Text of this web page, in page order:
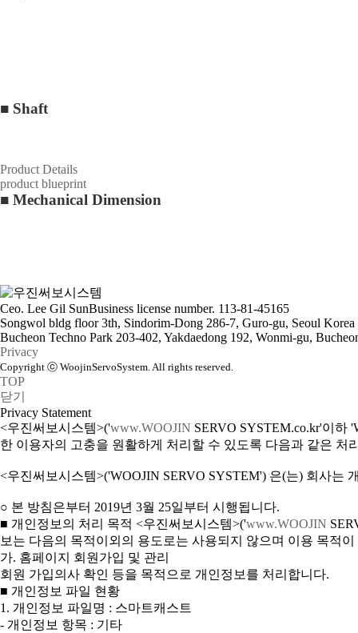
■ Shaft
Product Details
product blueprint
■ Mechanical Dimension
Ceo. Lee Gil SunBusiness license number. 113-81-45165
Songwol bldg floor 3th, Sindorim-Dong 286-7, Guro-gu, Seoul Korea
Bucheon Techno Park 203-402, Yakdaedong 192, Wonmi-gu,
Privacy
Copyright ⓒ WoojinServoSystem. All rights reserved.
TOP
닫기
Privacy Statement
<우진써보시스템>('www.WOOJIN SERVO SYSTEM.co.kr'이하
한 이용자의 고충을 원활하게 처리할 수 있도록 다음과 같은 처
<우진써보시스템>('WOOJIN SERVO SYSTEM') 은(는) 회사
○ 본 방침은부터 2019년 3월 25일부터 시행됩니다.
■ 개인정보의 처리 목적 <우진써보시스템>('www.WOOJIN
보는 다음의 목적이외의 용도로는 사용되지 않으며 이용 목적
가. 홈페이지 회원가입 및 관리
회원 가입의사 확인 등을 목적으로 개인정보를 처리합니다.
■ 개인정보 파일 현황
1. 개인정보 파일명 : 스마트캐스트
- 개인정보 항목 : 기타